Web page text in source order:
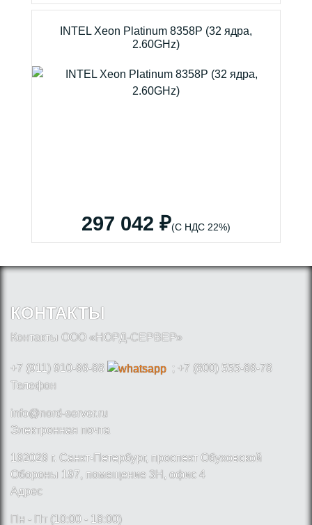
INTEL Xeon Platinum 8358P (32 ядра,
2.60GHz)
297 042 ₽(С НДС 22%)
КОНТАКТЫ
Контакты ООО «НОРД-СЕРВЕР»
+7 (911) 910-66-88
; +7 (800) 555-86-78
Телефон
info@nord-server.ru
Электронная почта
192029 г. Санкт-Петербург, проспект Обуховской
Обороны 197, помещение 3Н, офис 4
Адрес
Пн - Пт (10:00 - 18:00)